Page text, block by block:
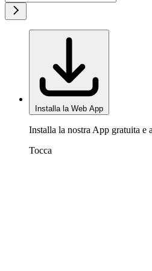
Installa la Web App
Installa la nostra App gratuita e
Tocca